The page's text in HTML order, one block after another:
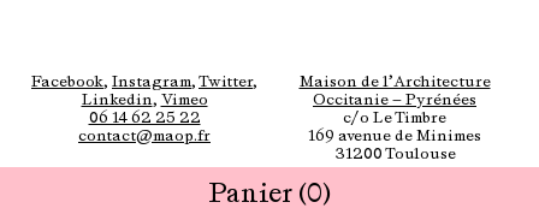
Panier (0)
Facebook, Instagram, Twitter,
Linkedin, Vimeo
Maison de l’Architecture
Occitanie — Pyrénées
06 14 62 25 22
contact@maop.fr
c/o Le Timbre
169 avenue de Minimes
31200 Toulouse